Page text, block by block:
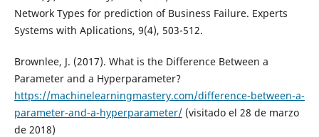
Network Types for prediction of Business Failure. Experts
Systems with Aplications, 9(4), 503-512.
Brownlee, J. (2017). What is the Difference Between a
Parameter and a Hyperparameter?
https://machinelearningmastery.com/difference-between-a-
parameter-and-a-hyperparameter/(visitado el 28 de marzo
de 2018)